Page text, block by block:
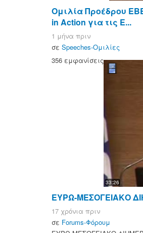
Ομιλία Προέδρου
in Action για τις Ε...
1 μήνα πριν
σε Speeches-Ομιλίες
356 εμφανίσεις
33:26
ΕΥΡΩ-ΜΕΣΟΓΕΙΑΚΟ
17 χρόνια πριν
σε Forums-Φόρουμ